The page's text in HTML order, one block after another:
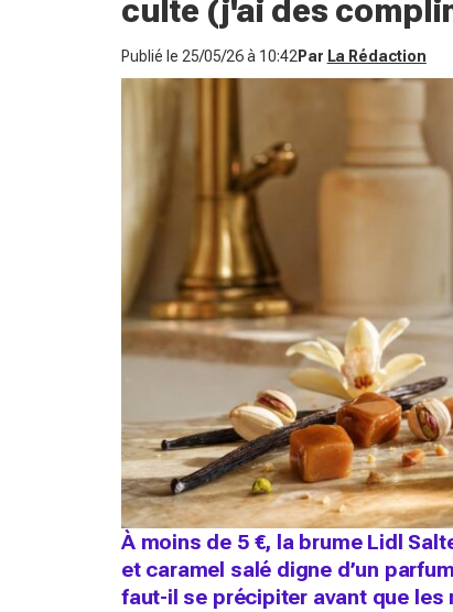
culte (j'ai des
Publié le 25/05/26 à 10:42 Par La Rédaction
À moins de 5 €, la brume Lidl
et caramel salé digne d’un
faut-il se précipiter avant que les